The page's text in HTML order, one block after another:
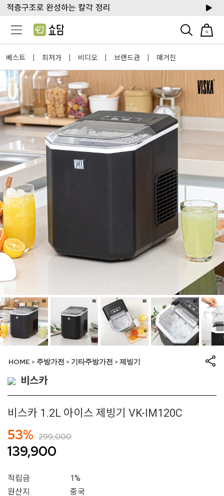
0
베스트 | 최저가 | 비디오 | 브랜드관 | 매거진
HOME > 주방가전 > 기타주방가전 > 제빙기
비스카
비스카 1.2L 아이스 제빙기 VK-IM120C
53% 299,000
139,900
적립금
1%
원산지
중국